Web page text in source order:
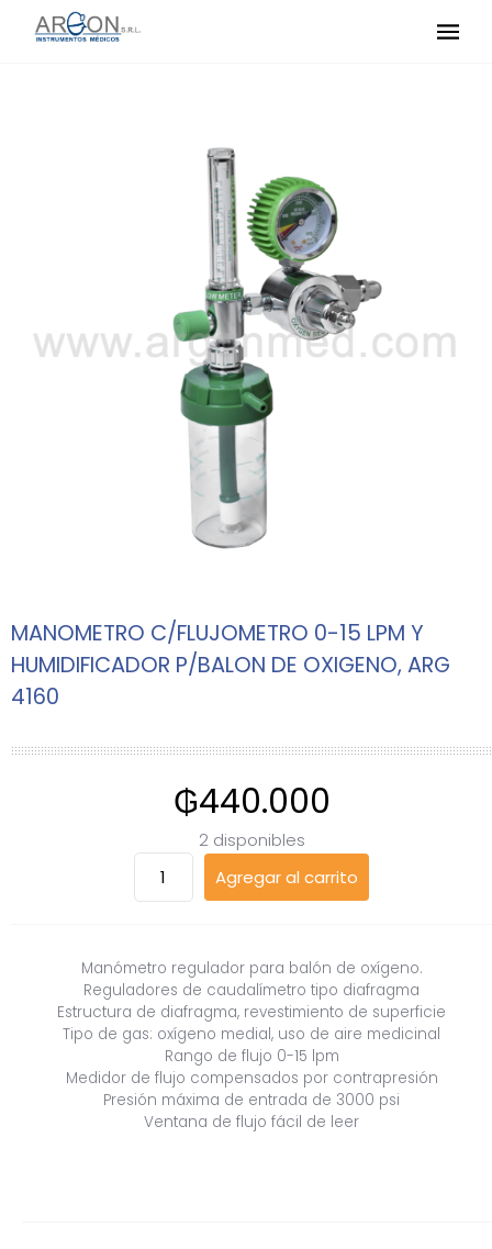
MANOMETRO C/FLUJOMETRO 0-15 LPM Y
HUMIDIFICADOR P/BALON DE OXIGENO, ARG
4160
₲440.000
2 disponibles
MANOMETRO
C/FLUJOMETRO
LPM
Y
HUMIDIFICADOR
P/BALON
DE
OXIGENO,
ARG
Agregar al carrito
Manómetro regulador para balón de oxígeno.
Reguladores de caudalímetro tipo diafragma
Estructura de diafragma, revestimiento de superficie
Tipo de gas: oxígeno medial, uso de aire medicinal
Rango de flujo 0-15 lpm
Medidor de flujo compensados por contrapresión
Presión máxima de entrada de 3000 psi
Ventana de flujo fácil de leer